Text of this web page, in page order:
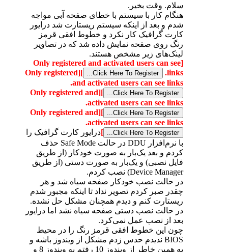
سلام. وقت بخیر.
هنگام کار با سیستم با خطای صفحه آبی مواجه
شدم و بعد از اینکه سیستم ریستارت شد درایور
کارت گرافیک کار نکرد و خطوط افقی قرمز
رنگ روی صفحه نمایش داده شد که در تصاویر
لینک‌های زیر مشخص هستند.
[Only registered and activated users can see
links.
]
[Only registered
and activated users can see links.
]
[Only registered and
activated users can see links.
]
[Only registered and
activated users can see links.
]درایور کارت گرافیک را
با نرم‌افزار DDU در حالت Safe Mode حذف
کردم و بعد یک‌بار به صورت خودکار (از طریق
فایل نصبی) و یک‌بار به صورت دستی (از طریق
Device Manager) نصب کردم.
در حالت نصب خودکار صفحه سیاه شد و هر
چقدر صبر کردم تصویر نداد تا اینکه مجبور شدم
ریستارت کنم و دیدم همچنان مشکل حل نشده.
در حالت نصب دستی صفحه سیاه نشد اما درایور
بعد از نصب عمل نمی‌کرد.
چون این خطوط افقی قرمز رنگ را در محیط
BIOS ندیدم حدس زدم مشکل از ویندوز باشه و
به همین خاطر از ویندوز 10 رفتم به ویندوز 8 و